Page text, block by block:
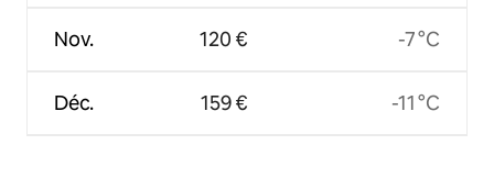
Nov.
Déc.
120 €
159 €
-7 °C
-11 °C